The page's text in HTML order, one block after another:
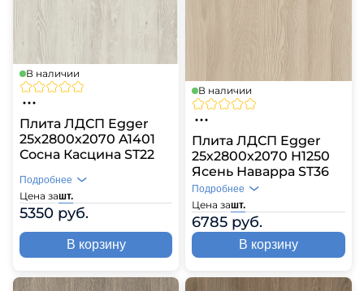
В наличии
Плита ЛДСП Egger
25х2800х2070 A1401
Сосна Касцина ST22
Цена зашт.
5350 руб.
Подробнее
В корзину
В наличии
Плита ЛДСП Egger
25х2800х2070 H1250
Ясень Наварра ST36
Цена зашт.
6785 руб.
Подробнее
В корзину